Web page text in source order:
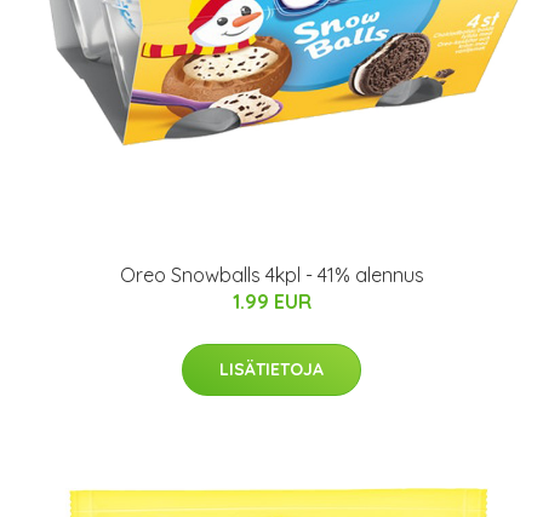
Oreo Snowballs 4kpl - 41% alennus
1.99 EUR
LISÄTIETOJA